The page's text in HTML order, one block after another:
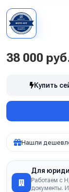
38 000
Купить
Нашли
Для
Работаем с
документы.